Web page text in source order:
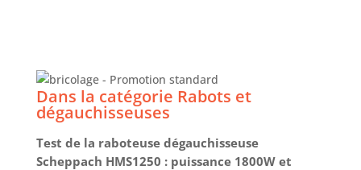
Dans la catégorie Rabots et
dégauchisseuses
Test de la raboteuse dégauchisseuse
Scheppach HMS1250 : puissance 1800W et